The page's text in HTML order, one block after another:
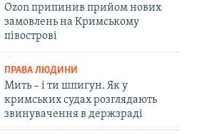
Ozon припинив прийом нових
замовлень на Кримському
півострові
ПРАВА ЛЮДИНИ
Мить – і ти шпигун. Як у
кримських судах розглядають
звинувачення в держзраді